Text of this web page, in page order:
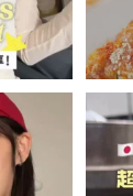
！...
\🇯🇵